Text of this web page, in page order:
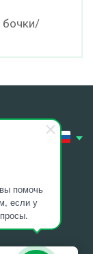
помочь
если у
бочки/